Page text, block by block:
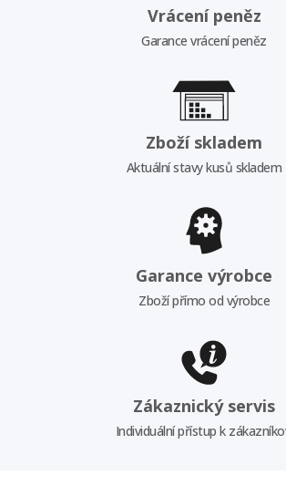
Vrácení peněz
Garance vrácení peněz
Zboží skladem
Aktuální stavy kusů skladem
Garance výrobce
Zboží přímo od výrobce
Zákaznický servis
Individuální přístup k